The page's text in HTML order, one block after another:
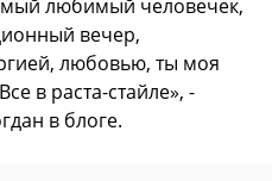
любимый человечек,
вечер,
любовью, ты моя
в раста-стайле», -
в блоге.